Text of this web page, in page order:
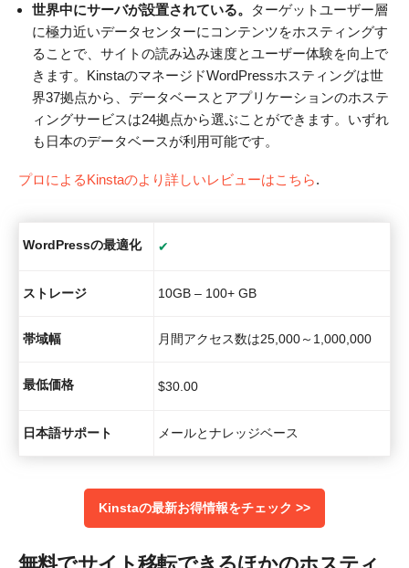
世界中にサーバが設置されている。
ターゲットユーザー層
に極力近いデータセンターにコンテンツをホスティングす
ることで、サイトの読み込み速度とユーザー体験を向上で
きます。KinstaのマネージドWordPressホスティングは世
界37拠点から、データベースとアプリケーションのホステ
ィングサービスは24拠点から選ぶことができます。いずれ
も日本のデータベースが利用可能です。
プロによるKinstaのより詳しいレビューはこちら.
WordPressの最適化 ✔
ストレージ 10GB – 100+ GB
帯域幅 月間アクセス数は25,000～1,000,000
最低価格 $30.00
日本語サポート メールとナレッジベース
Kinstaの最新お得情報をチェック >>